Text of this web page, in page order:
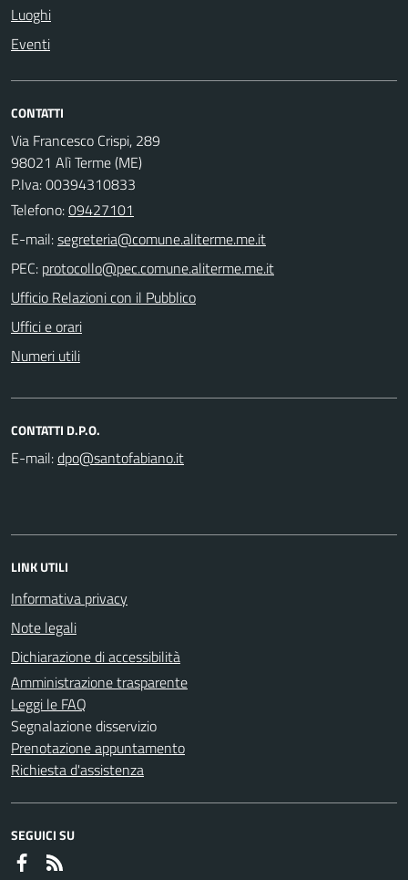
Luoghi
Eventi
CONTATTI
Via Francesco Crispi, 289
98021 Alì Terme (ME)
P.Iva: 00394310833
Telefono:09427101
E-mail:
PEC:
Ufficio Relazioni con il Pubblico
Uffici e orari
Numeri utili
CONTATTI D.P.O.
E-mail:
LINK UTILI
Informativa privacy
Note legali
Dichiarazione di accessibilità
Amministrazione trasparente
Leggi le FAQ
Segnalazione disservizio
Prenotazione appuntamento
Richiesta d'assistenza
SEGUICI SU